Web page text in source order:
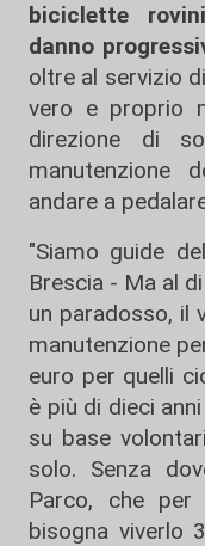
biciclette
danno
oltre al servizio
vero e proprio
direzione di
manutenzione
andare a
"Siamo guide
Brescia - Ma al
un paradosso, il
manutenzione
euro per quelli
è più di dieci
su base
solo. Senza
Parco, che
bisogna viverlo